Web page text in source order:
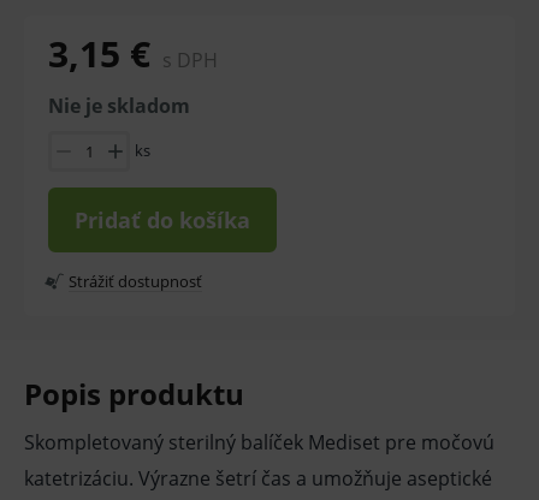
3,15 € s DPH
Nie je skladom
ks
Pridať do košíka
Strážiť dostupnosť
Popis produktu
Skompletovaný sterilný balíček Mediset pre močovú
katetrizáciu. Výrazne šetrí čas a umožňuje aseptické